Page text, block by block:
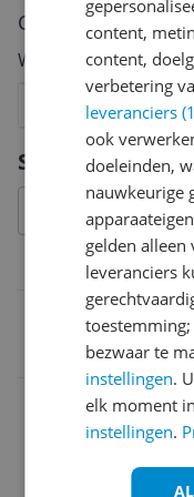
Specificaties
4052025945428
Cijfer
Welk cijfer geef jij
4
3
2
content,
content,
verbetering
leveranciers
ook
doeleinden,
nauwkeurige
gelden alleen
leveranciers
bezwaar te
instellingen.
elk moment
instellingen.